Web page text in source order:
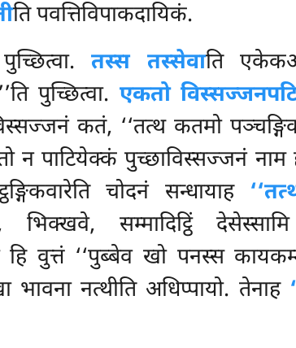
ति पवत्तिविपाकदायिकं.
तस्स तस्सेवाति
पुच्छित्वा. एकतो
कतं, ‘‘तत्थ कतमो
न पाटियेक्कं पुच्छाविस्सज्जनं नाम
चोदनं सन्धायाह
सम्मादिट्ठिं
वुत्तं ‘‘पुब्बेव खो पनस्स
भावना नत्थीति अधिप्पायो. तेनाह